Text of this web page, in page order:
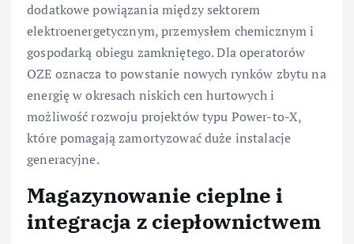
dodatkowe powiązania między sektorem
elektroenergetycznym, przemysłem chemicznym i
gospodarką obiegu zamkniętego. Dla operatorów
OZE oznacza to powstanie nowych rynków zbytu na
energię w okresach niskich cen hurtowych i
możliwość rozwoju projektów typu Power-to-X,
które pomagają zamortyzować duże instalacje
generacyjne.
Magazynowanie cieplne i
integracja z ciepłownictwem